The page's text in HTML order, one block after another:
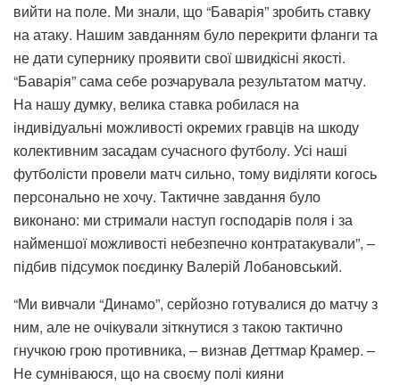
вийти на поле. Ми знали, що “Баварія” зробить ставку
на атаку. Нашим завданням було перекрити фланги та
не дати супернику проявити свої швидкісні якості.
“Баварія” сама себе розчарувала результатом матчу.
На нашу думку, велика ставка робилася на
індивідуальні можливості окремих гравців на шкоду
колективним засадам сучасного футболу. Усі наші
футболісти провели матч сильно, тому виділяти когось
персонально не хочу. Тактичне завдання було
виконано: ми стримали наступ господарів поля і за
найменшої можливості небезпечно контратакували”, –
підбив підсумок поєдинку Валерій Лобановський.
“Ми вивчали “Динамо”, серйозно готувалися до матчу з
ним, але не очікували зіткнутися з такою тактично
гнучкою грою противника, – визнав Деттмар Крамер. –
Не сумніваюся, що на своєму полі кияни